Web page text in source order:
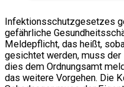
Infektionsschutzgesetzes
gefährliche
Meldepflicht, das heißt,
gesichtet werden, muss
dies dem Ordnungsamt
das weitere Vorgehen. Die